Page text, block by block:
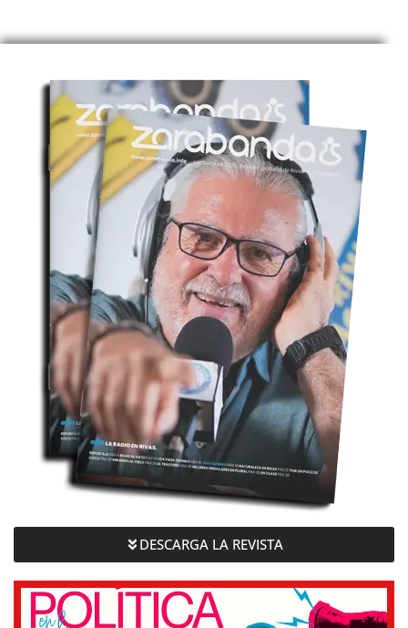
DESCARGA LA REVISTA